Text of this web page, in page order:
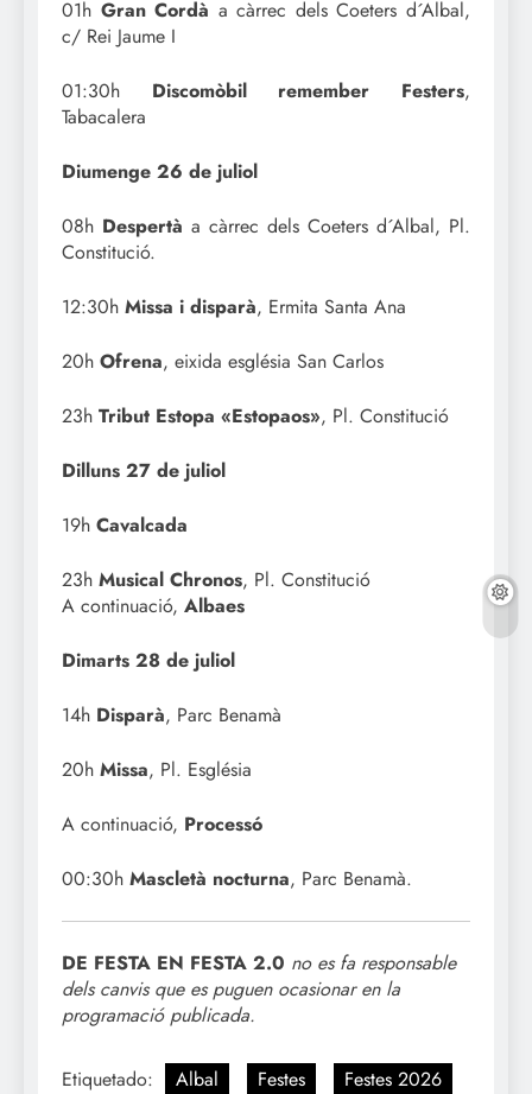
01h Gran Cordà a càrrec dels Coeters d´Albal,
c/ Rei Jaume I
01:30h Discomòbil remember Festers,
Tabacalera
Diumenge 26 de juliol
08h Despertà a càrrec dels Coeters d´Albal, Pl.
Constitució.
12:30h Missa i disparà, Ermita Santa Ana
20h Ofrena, eixida església San Carlos
23h Tribut Estopa «Estopaos», Pl. Constitució
Dilluns 27 de juliol
19h Cavalcada
23h Musical Chronos, Pl. Constitució
A continuació, Albaes
Dimarts 28 de juliol
14h Disparà, Parc Benamà
20h Missa, Pl. Església
A continuació, Processó
00:30h Mascletà nocturna, Parc Benamà.
DE FESTA EN FESTA 2.0 no es fa responsable
dels canvis que es puguen ocasionar en la
programació publicada.
Etiquetado: Albal Festes Festes 2026